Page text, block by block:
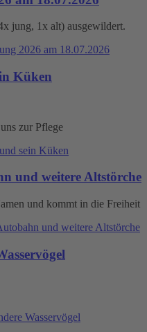
jung, 1x alt) ausgewildert.
2026 am 18.07.2026
Küken
zur Pflege
sein Küken
und weitere Altstörche
und kommt in die Freiheit
und weitere Altstörche
Wasservögel